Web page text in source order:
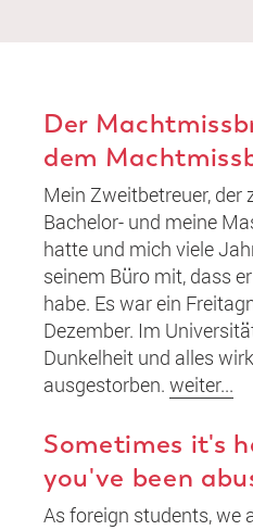
Der
dem
Mein Zweitbetreuer, der
Bachelor- und meine
hatte und mich viele
seinem Büro mit, dass
habe. Es war ein
Dezember. Im
Dunkelheit und alles
ausgestorben. weiter...
Sometimes it's
you've been
As foreign students, we